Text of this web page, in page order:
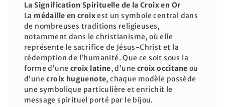
La Signification Spirituelle de la Croix en Or
La médaille encroixest un symbole central dans
de nombreuses traditions religieuses,
notamment dans le christianisme, où elle
représente le sacrifice de Jésus-Christ et la
rédemption de l’humanité. Que ce soit sous la
forme d’une croix latine, d’une croix occitane ou
d’unecroix huguenote, chaque modèle possède
une symbolique particulière et enrichit le
message spirituel porté par le bijou.